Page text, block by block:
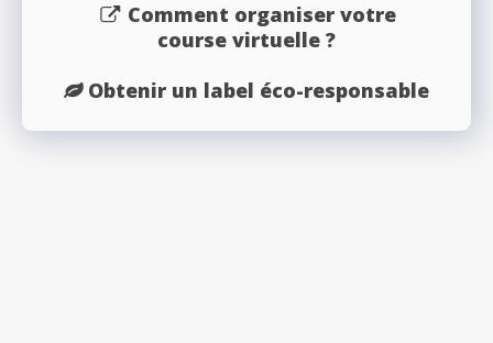
Comment organiser votre
course virtuelle ?
Obtenir un label éco-responsable